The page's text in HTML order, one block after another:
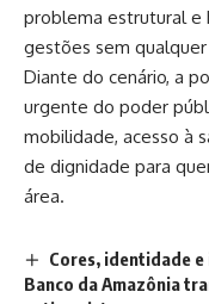
problema estrutural e
gestões sem
Diante do cenário, a
urgente do poder
mobilidade, acesso à
de dignidade para
área.
Cores, identidade
Banco da Amazônia